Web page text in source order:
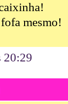
mesmo!
20:29